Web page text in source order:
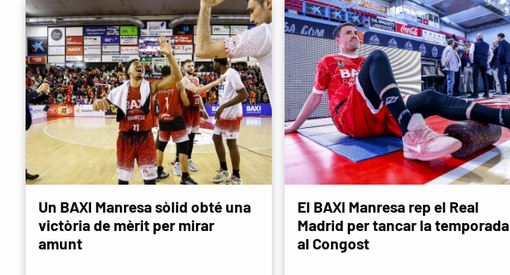
Un BAXI Manresa sòlid obté una
victòria de mèrit per mirar
amunt
El BAXI Manresa rep el Real
Madrid per tancar la temporada
al Congost